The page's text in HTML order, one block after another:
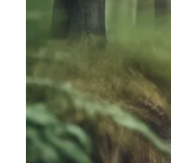
Wahana
Group
WAHANA
NEWS